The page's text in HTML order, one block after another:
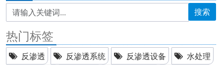
搜索
热门标签
反渗透 反渗透系统 反渗透设备
水处理